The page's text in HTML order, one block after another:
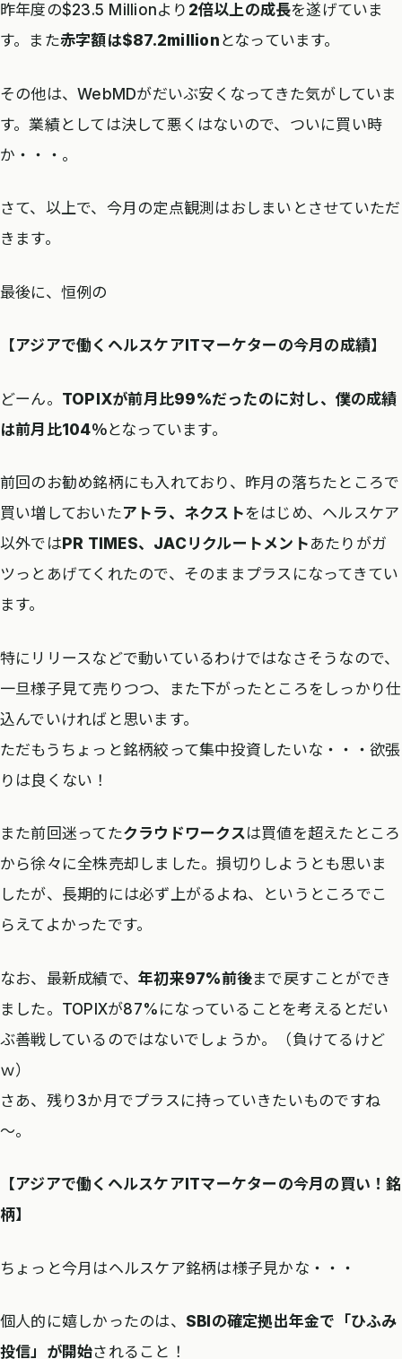
昨年度の$23.5 Millionより 2倍以上の成長を遂げていま
す。また赤字額は$87.2million となっています。
その他は、WebMDがだいぶ安くなってきた気がしていま
す。業績としては決して悪くはないので、ついに買い時
か・・・。
さて、以上で、今月の定点観測はおしまいとさせていただ
きます。
最後に、恒例の
【アジアで働くヘルスケアITマーケターの今月の成績】
どーん。 TOPIXが前月比99%だったのに対し、僕の成績
は前月比104％となっています。
前回のお勧め銘柄にも入れており、昨月の落ちたところで
買い増しておいたアトラ、ネクストをはじめ、ヘルスケア
以外ではPR TIMES、JACリクルートメント あたりがガ
ツっとあげてくれたので、そのままプラスになってきてい
ます。
特にリリースなどで動いているわけではなさそうなので、
一旦様子見て売りつつ、また下がったところをしっかり仕
込んでいければと思います。
ただもうちょっと銘柄絞って集中投資したいな・・・欲張
りは良くない！
また前回迷ってたクラウドワークスは買値を超えたところ
から徐々に全株売却しました。損切りしようとも思いま
したが、長期的には必ず上がるよね、というところでこ
らえてよかったです。
なお、最新成績で、年初来97%前後まで戻すことができ
ました。TOPIXが87%になっていることを考えるとだい
ぶ善戦しているのではないでしょうか。（負けてるけど
ｗ）
さあ、残り3か月でプラスに持っていきたいものですね
～。
【アジアで働くヘルスケアITマーケターの今月の買い！銘
柄】
ちょっと今月はヘルスケア銘柄は様子見かな・・・
個人的に嬉しかったのは、 SBIの確定拠出年金で「ひふみ
投信」が開始されること！